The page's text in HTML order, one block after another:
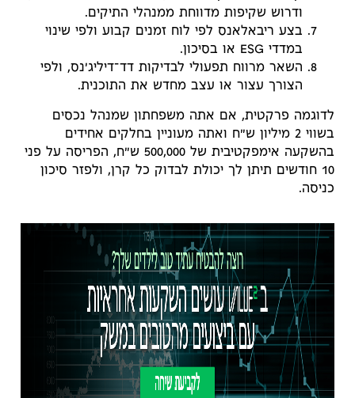
ודרוש שקיפות מדווחת ממנהלי התיקים.
בצע ריבאלאנס לפי לוח זמנים קבוע ולפי שינוי
במדדי ESG או בסיכון.
השאר מרווח תפעולי לבדיקות דד־דיליג'נס, ולפי
הצורך עצור או עצב מחדש את התוכנית.
לדוגמה פרקטית, אם אתה משפחתון שמנהל נכסים
בשווי 2 מיליון ש"ח ואתה מעוניין בחלקים אחידים
בהשקעה אימפקטיבית של 500,000 ש"ח, הפריסה על פני
10 חודשים תיתן לך יכולת לבדוק כל קרן, ולפזר סיכון
כניסה.